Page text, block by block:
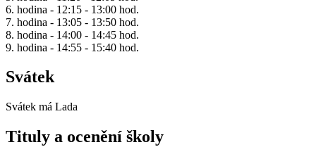
6. hodina - 12:15 - 13:00 hod.
7. hodina - 13:05 - 13:50 hod.
8. hodina - 14:00 - 14:45 hod.
9. hodina - 14:55 - 15:40 hod.
Svátek
Svátek má Lada
Tituly a ocenění školy